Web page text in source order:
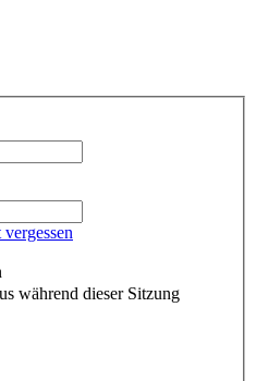
während dieser Sitzung